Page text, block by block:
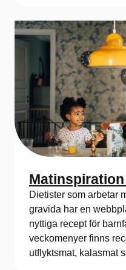
Dietister som arbetar
gravida har en
nyttiga recept för
veckomenyer finns
utflyktsmat, kalasmat